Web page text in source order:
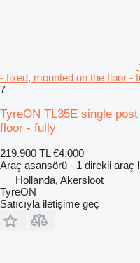
- fixed, mounted on the floor -
7
TyreON TL35E single
floor - fully
219.900 TL €4.000
Araç asansörü - 1 direkli araç
Hollanda, Akersloot
TyreON
Satıcıyla iletişime geç